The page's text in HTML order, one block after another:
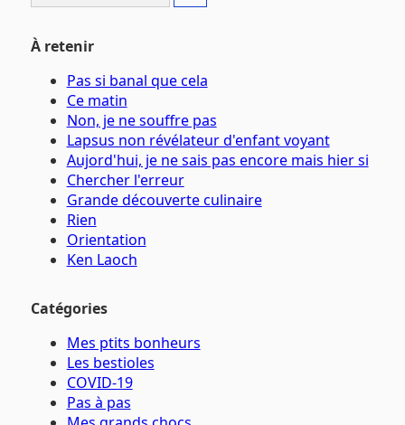
À retenir
Pas si banal que cela
Ce matin
Non, je ne souffre pas
Lapsus non révélateur d'enfant voyant
Aujord'hui, je ne sais pas encore mais hier si
Chercher l'erreur
Grande découverte culinaire
Rien
Orientation
Ken Laoch
Catégories
Mes ptits bonheurs
Les bestioles
COVID-19
Pas à pas